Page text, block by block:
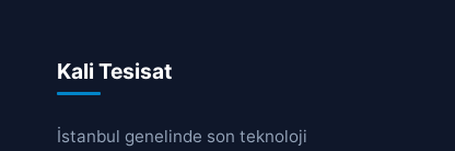
Kali Tesisat
İstanbul genelinde son teknoloji